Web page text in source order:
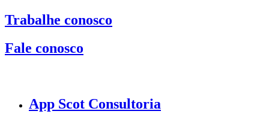
Trabalhe conosco
Fale conosco
App Scot Consultoria